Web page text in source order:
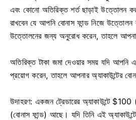
এবং কোনো অতিরিক্ত শর্ত ছাড়াই উত্তোলন
রাখবেন যে আপনি বোনাস ফান্ড নিজে উত্তোলন
উত্তোলনের জন্য অনুরোধ করেন, তাহলে আপনার
অতিরিক্ত টাকা জমা দেওয়ার সময় যদি আপনি
প্রয়োগ করেন, তাহলে আপনার অ্যাকাউন্টের
উদাহরণ: একজন ট্রেডারের অ্যাকাউন্টে
(বোনাস ফান্ড) আছে। যদি তিনি এই